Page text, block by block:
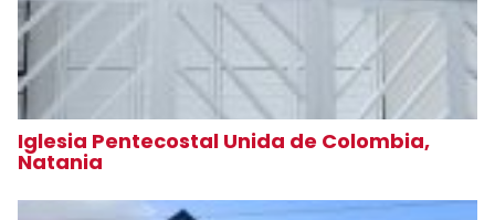
Iglesia Pentecostal Unida de Colombia,
Natania